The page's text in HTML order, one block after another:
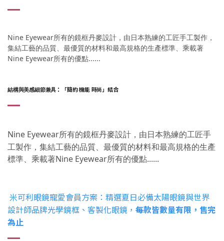
Nine Eyewear所有的鏡框丹麥設計，由日本熟練的工匠手工製作，
集結工藝的品質、最優質的材料和最高規格的生產標準、乘載著
Nine Eyewear所有的優點......
結構與美感細節兼具 ： 「簡約 機能 時尚」結合
Nine Eyewear所有的鏡框丹麥設計，由日本熟練的工匠手
工製作，集結工藝的品質、最優質的材料和最高規格的生產
標準、乘載著Nine Eyewear所有的優點......
米可利眼鏡寵愛會員方案：精選夏日必備太陽眼鏡與世界
設計師品牌光學鏡框、客製化眼鏡， 每款皆數量有限，售完
為止